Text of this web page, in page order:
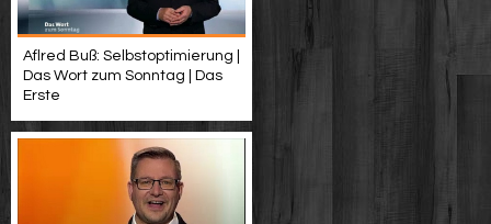
Aflred Buß: Selbstoptimierung |
Das Wort zum Sonntag | Das
Erste